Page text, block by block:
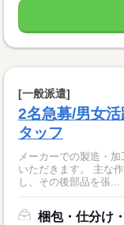
[一般派遣]
2名急募/男女
タッフ
メーカーでの製造・
いただきます。 主な
し、その後部品を張...
梱包・仕分け